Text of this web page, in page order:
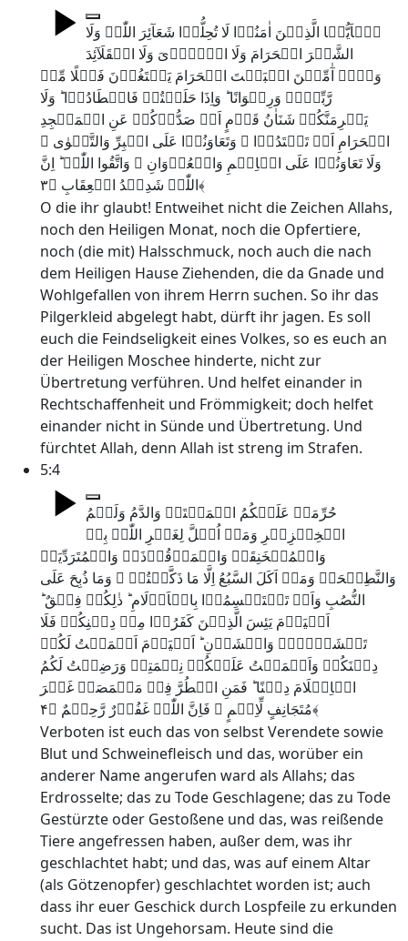
یٰۤاَیُّہَا الَّذِیۡنَ اٰمَنُوۡا لَا تُحِلُّوۡا شَعَآئِرَ اللّٰہِ وَلَا
الشَّہۡرَ الۡحَرَامَ وَلَا الۡہَدۡیَ وَلَا الۡقَلَآئِدَ
وَلَاۤ آٰمِّیۡنَ الۡبَیۡتَ الۡحَرَامَ یَبۡتَغُوۡنَ فَضۡلًا مِّنۡ
رَّبِّہِمۡ وَرِضۡوَانًا ؕ وَاِذَا حَلَلۡتُمۡ فَاصۡطَادُوۡا ؕ وَلَا
یَجۡرِمَنَّکُمۡ شَنَاٰنُ قَوۡمٍ اَنۡ صَدُّوۡکُمۡ عَنِ الۡمَسۡجِدِ
الۡحَرَامِ اَنۡ تَعۡتَدُوۡا ۘ وَتَعَاوَنُوۡا عَلَی الۡبِرِّ وَالتَّقۡوٰی ۪
وَلَا تَعَاوَنُوۡا عَلَی الۡاِثۡمِ وَالۡعُدۡوَانِ ۪ وَاتَّقُوا اللّٰہَ ؕ اِنَّ
اللّٰہَ شَدِیۡدُ الۡعِقَابِ ﴿۳﴾
O die ihr glaubt! Entweihet nicht die Zeichen Allahs,
noch den Heiligen Monat, noch die Opfertiere,
noch (die mit) Halsschmuck, noch auch die nach
dem Heiligen Hause Ziehenden, die da Gnade und
Wohlgefallen von ihrem Herrn suchen. So ihr das
Pilgerkleid abgelegt habt, dürft ihr jagen. Es soll
euch die Feindseligkeit eines Volkes, so es euch an
der Heiligen Moschee hinderte, nicht zur
Übertretung verführen. Und helfet einander in
Rechtschaffenheit und Frömmigkeit; doch helfet
einander nicht in Sünde und Übertretung. Und
fürchtet Allah, denn Allah ist streng im Strafen.
5:4
حُرِّمَتۡ عَلَیۡکُمُ الۡمَیۡتَۃُ وَالدَّمُ وَلَحۡمُ
الۡخِنۡزِیۡرِ وَمَاۤ اُہِلَّ لِغَیۡرِ اللّٰہِ بِہٖ
وَالۡمُنۡخَنِقَۃُ وَالۡمَوۡقُوۡذَۃُ وَالۡمُتَرَدِّیَۃُ
وَالنَّطِیۡحَۃُ وَمَاۤ اَکَلَ السَّبُعُ اِلَّا مَا ذَکَّیۡتُمۡ ۟ وَمَا ذُبِحَ عَلَی
النُّصُبِ وَاَنۡ تَسۡتَقۡسِمُوۡا بِالۡاَزۡلَامِ ؕ ذٰلِکُمۡ فِسۡقٌ ؕ
اَلۡیَوۡمَ یَئِسَ الَّذِیۡنَ کَفَرُوۡا مِنۡ دِیۡنِکُمۡ فَلَا
تَخۡشَوۡہُمۡ وَاخۡشَوۡنِ ؕ اَلۡیَوۡمَ اَکۡمَلۡتُ لَکُمۡ
دِیۡنَکُمۡ وَاَتۡمَمۡتُ عَلَیۡکُمۡ نِعۡمَتِیۡ وَرَضِیۡتُ لَکُمُ
الۡاِسۡلَامَ دِیۡنًا ؕ فَمَنِ اضۡطُرَّ فِیۡ مَخۡمَصَۃٍ غَیۡرَ
مُتَجَانِفٍ لِّاِثۡمٍ ۙ فَاِنَّ اللّٰہَ غَفُوۡرٌ رَّحِیۡمٌ ﴿۴﴾
Verboten ist euch das von selbst Verendete sowie
Blut und Schweinefleisch und das, worüber ein
anderer Name angerufen ward als Allahs; das
Erdrosselte; das zu Tode Geschlagene; das zu Tode
Gestürzte oder Gestoßene und das, was reißende
Tiere angefressen haben, außer dem, was ihr
geschlachtet habt; und das, was auf einem Altar
(als Götzenopfer) geschlachtet worden ist; auch
dass ihr euer Geschick durch Lospfeile zu erkunden
sucht. Das ist Ungehorsam. Heute sind die